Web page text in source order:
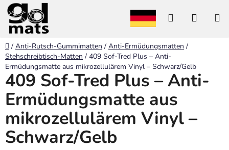
Zum
Inhalt
springen
Suchen
Startseite
/ Anti-Rutsch-Gummimatten / Anti-Ermüdungsmatten /
Stehschreibtisch-Matten / 409 Sof-Tred Plus – Anti-
Ermüdungsmatte aus mikrozellulärem Vinyl – Schwarz/Gelb
409 Sof-Tred Plus – Anti-
Ermüdungsmatte aus
mikrozellulärem Vinyl –
Schwarz/Gelb